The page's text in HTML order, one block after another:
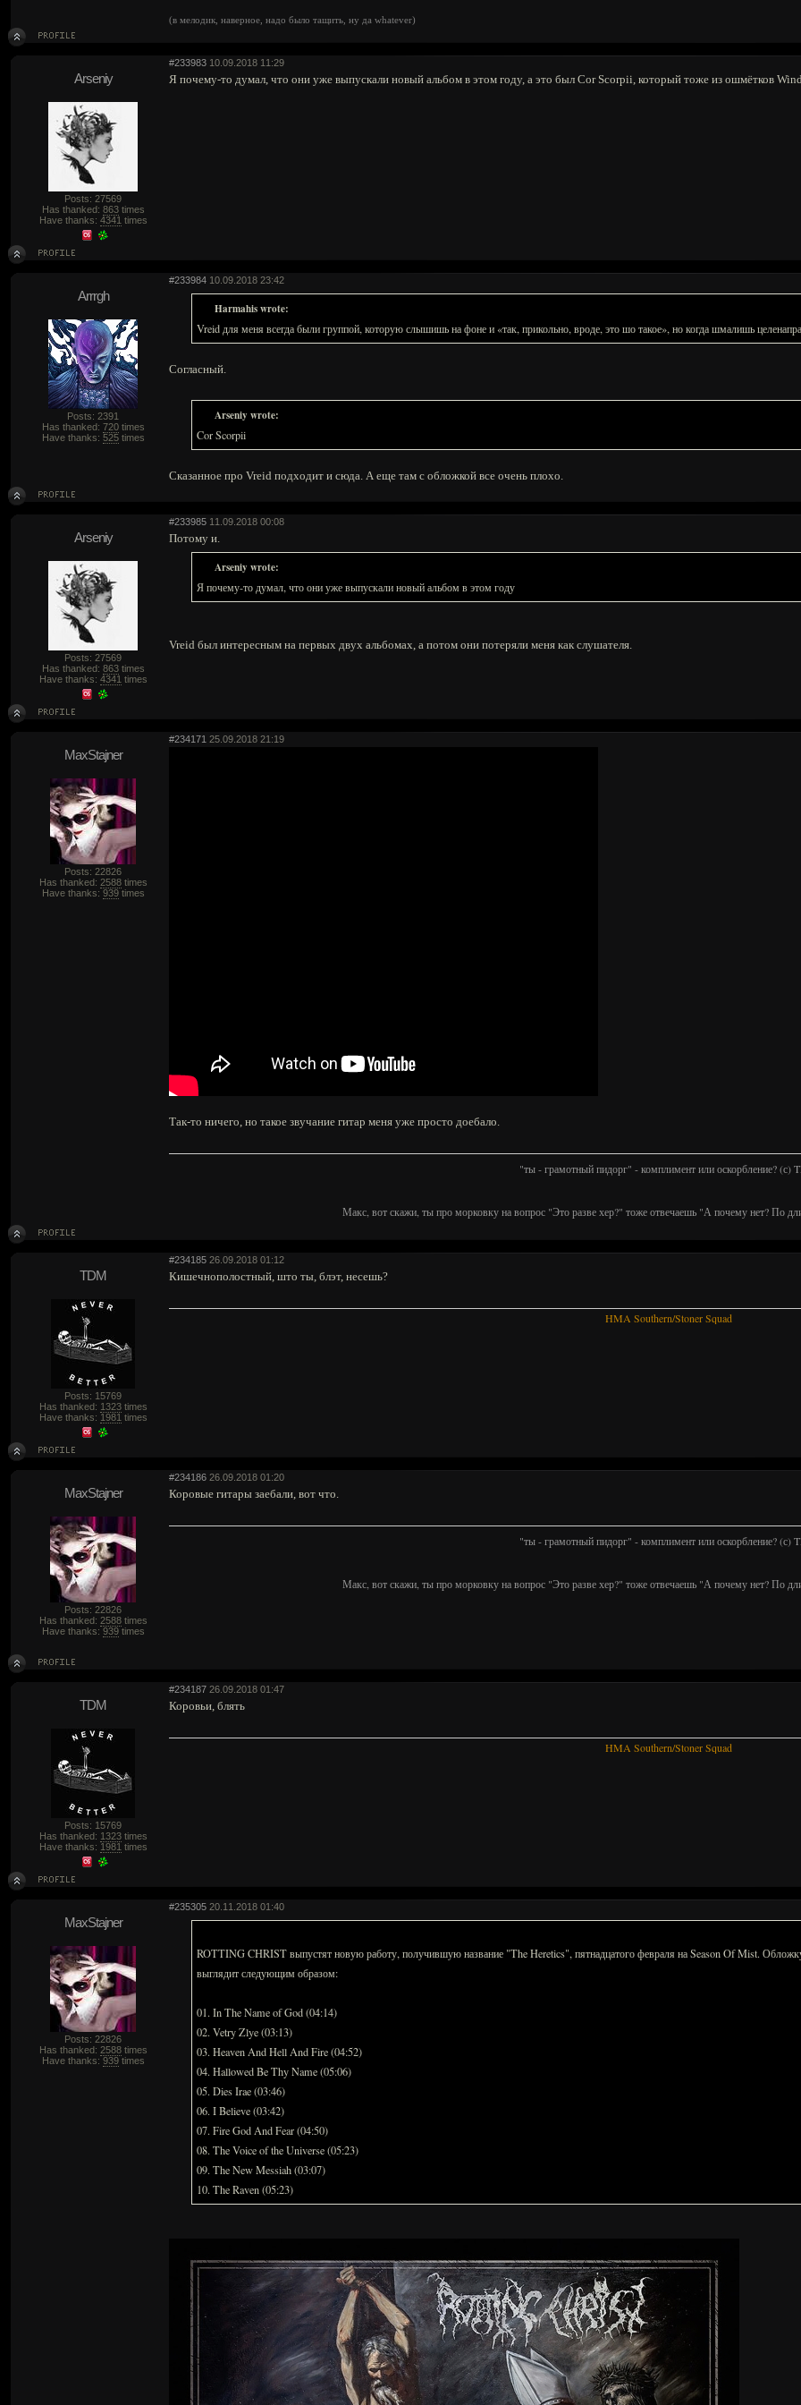
(в мелодик, наверное, надо было тащить, ну да whatever)
#233983 10.09.2018 11:29
Arseniy
Posts: 27569
Has thanked: 863times
Have thanks: 4341 times
Я почему-то думал, что они уже выпускали новый альбом в этом году, а это был Cor Scorpii, который тоже из ошмётков
#233984 10.09.2018 23:42
Arrrgh
Posts: 2391
Has thanked: 720times
Have thanks: 525times
Harmahis wrote:
Vreid для меня всегда были группой, которую слышишь на фоне и «так, прикольно, вроде, это шо такое», но когда шмалишь
Согласный.
Arseniy wrote:
Cor Scorpii
Сказанное про Vreid подходит и сюда. А еще там с обложкой все очень плохо.
#233985 11.09.2018 00:08
Arseniy
Posts: 27569
Has thanked: 863times
Have thanks: 4341 times
Потому и.
Arseniy wrote:
Я почему-то думал, что они уже выпускали новый альбом в этом году
Vreid был интересным на первых двух альбомах, а потом они потеряли меня как слушателя.
#234171 25.09.2018 21:19
MaxStajner
Posts: 22826
Has thanked: 2588times
Have thanks: 939times
Так-то ничего, но такое звучание гитар меня уже просто доебало.
"ты - грамотный пидорг" - комплимент или оскорбление? (с)
Макс, вот скажи, ты про морковку на вопрос "Это разве хер?" тоже отвечаешь "А почему нет? По
#234185 26.09.2018 01:12
TDM
Posts: 15769
Has thanked: 1323times
Have thanks: 1981 times
Кишечнополостный, што ты, блэт, несешь?
HMA Southern/Stoner Squad
#234186 26.09.2018 01:20
MaxStajner
Posts: 22826
Has thanked: 2588times
Have thanks: 939times
Коровые гитары заебали, вот что.
"ты - грамотный пидорг" - комплимент или оскорбление? (с)
Макс, вот скажи, ты про морковку на вопрос "Это разве хер?" тоже отвечаешь "А почему нет? По
#234187 26.09.2018 01:47
TDM
Posts: 15769
Has thanked: 1323times
Have thanks: 1981 times
Коровьи, блять
HMA Southern/Stoner Squad
#235305 20.11.2018 01:40
MaxStajner
Posts: 22826
Has thanked: 2588times
Have thanks: 939times
ROTTING CHRIST выпустят новую работу, получившую название "The Heretics", пятнадцатого февраля на Season Of Mist.
выглядит следующим образом:
01. In The Name of God (04:14)
02. Vetry Zlye (03:13)
03. Heaven And Hell And Fire (04:52)
04. Hallowed Be Thy Name (05:06)
05. Dies Irae (03:46)
06. I Believe (03:42)
07. Fire God And Fear (04:50)
08. The Voice of the Universe (05:23)
09. The New Messiah (03:07)
10. The Raven (05:23)